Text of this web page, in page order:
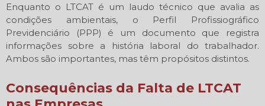
Enquanto o LTCAT é um laudo técnico que avalia as
condições ambientais, o Perfil Profissiográfico
Previdenciário (PPP) é um documento que registra
informações sobre a história laboral do trabalhador.
Ambos são importantes, mas têm propósitos distintos.
Consequências da Falta de LTCAT